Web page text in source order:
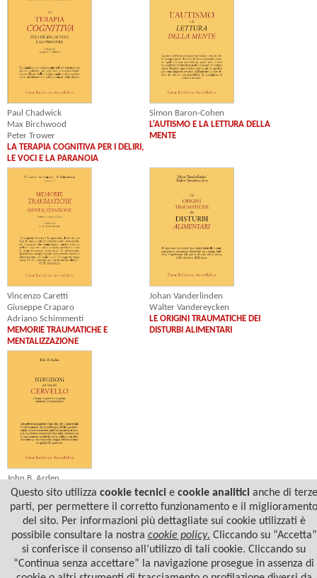
Paul Chadwick
Max Birchwood
Peter Trower
LA TERAPIA COGNITIVA PER I DELIRI,
LE VOCI E LA PARANOIA
Simon Baron-Cohen
L'AUTISMO E LA LETTURA DELLA
MENTE
Vincenzo Caretti
Giuseppe Craparo
Adriano Schimmenti
MEMORIE TRAUMATICHE E
MENTALIZZAZIONE
Johan Vanderlinden
Walter Vandereycken
LE ORIGINI TRAUMATICHE DEI
DISTURBI ALIMENTARI
John B. Arden
ISTRUZIONI PER L'USO DEL
CERVELLO
Questo sito utilizza cookie tecnicie cookie analiticianche di terze
parti, per permettere il corretto funzionamento e il miglioramento
del sito. Per informazioni più dettagliate sui cookie utilizzati è
possibile consultare la nostra cookie policy. Cliccando su “Accetta”
si conferisce il consenso all’utilizzo di tali cookie. Cliccando su
“Continua senza accettare” la navigazione prosegue in assenza di